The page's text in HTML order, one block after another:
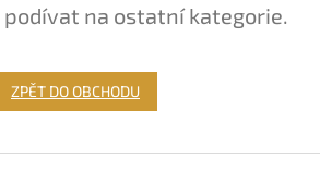
podívat na ostatní kategorie.
ZPĚT DO OBCHODU